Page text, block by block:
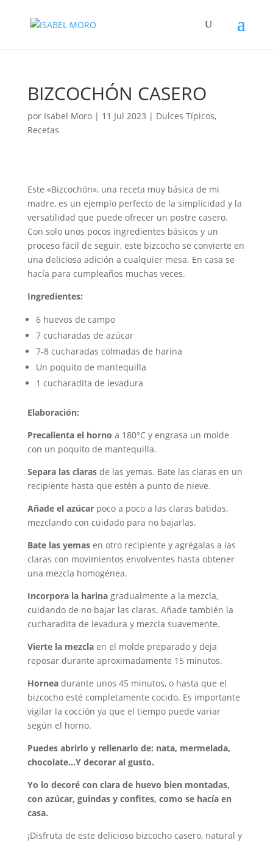
BIZCOCHÓN CASERO
por Isabel Moro| 11 Jul 2023 | Dulces Típicos,
Recetas
Este «Bizcochón», una receta muy básica de mi
madre, es un ejemplo perfecto de la simplicidad y la
versatilidad que puede ofrecer un postre casero.
Con solo unos pocos ingredientes básicos y un
proceso fácil de seguir, este bizcocho se convierte en
una deliciosa adición a cualquier mesa. En casa se
hacía para cumpleaños muchas veces.
Ingredientes:
6 huevos de campo
7 cucharadas de azúcar
7-8 cucharadas colmadas de harina
Un poquito de mantequilla
1 cucharadita de levadura
Elaboración:
Precalienta el horno a 180°C y engrasa un molde
con un poquito de mantequilla.
Separa las clarasde las yemas. Bate las claras en un
recipiente hasta que estén a punto de nieve.
Añade el azúcarpoco a poco a las claras batidas,
mezclando con cuidado para no bajarlas.
Bate las yemasen otro recipiente y agrégalas a las
claras con movimientos envolventes hasta obtener
una mezcla homogénea.
Incorpora la harinagradualmente a la mezcla,
cuidando de no bajar las claras. Añade también la
cucharadita de levadura y mezcla suavemente.
Vierte la mezclaen el molde preparado y deja
reposar durante aproximadamente 15 minutos.
Horneadurante unos 45 minutos, o hasta que el
bizcocho esté completamente cocido. Es importante
vigilar la cocción ya que el tiempo puede variar
según el horno.
Puedes abrirlo y rellenarlo de: nata, mermelada,
chocolate…Y decorar al gusto.
Yo lo decoré con clara de huevo bien montadas,
con azúcar, guindas y confites, como se hacía en
casa.
¡Disfruta de este delicioso bizcocho casero, natural y